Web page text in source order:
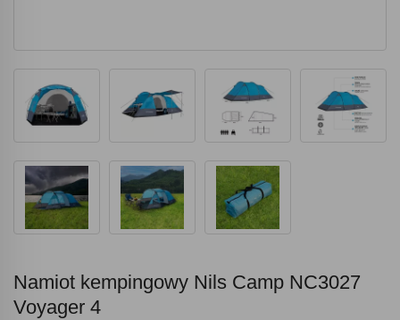
Namiot kempingowy Nils Camp NC3027
Voyager 4